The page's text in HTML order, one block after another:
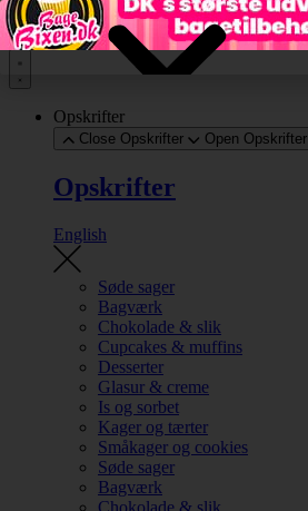
Videre til indhold
Opskrifter
Close Opskrifter Open Opskrifter
Opskrifter
English
Søde sager
Bagværk
Chokolade & slik
Cupcakes & muffins
Desserter
Glasur & creme
Is og sorbet
Kager og tærter
Småkager og cookies
Søde sager
Bagværk
Chokolade & slik